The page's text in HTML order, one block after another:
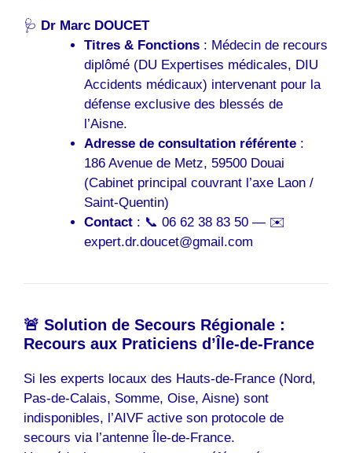
🩺 Dr Marc DOUCET
Titres & Fonctions: Médecin de recours
diplômé (DU Expertises médicales, DIU
Accidents médicaux) intervenant pour la
défense exclusive des blessés de
l’Aisne.
Adresse de consultation référente:
186 Avenue de Metz, 59500 Douai
(Cabinet principal couvrant l’axe Laon /
Saint-Quentin)
Contact: 📞 06 62 38 83 50 — ✉️
expert.dr.doucet@gmail.com
🚨 Solution de Secours Régionale :
Recours aux Praticiens d’Île-de-France
Si les experts locaux des Hauts-de-France (Nord,
Pas-de-Calais, Somme, Oise, Aisne) sont
indisponibles, l’AIVF active son protocole de
secours via l’antenne Île-de-France.